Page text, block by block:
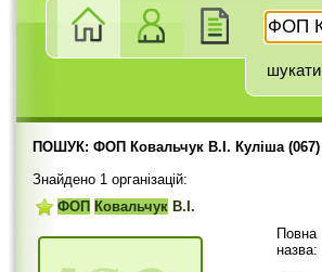
ПОШУК: ФОП Ковальчук В.І. Куліша (067)
Знайдено 1 організацій:
ФОП Ковальчук В.І.
Повна
назва: